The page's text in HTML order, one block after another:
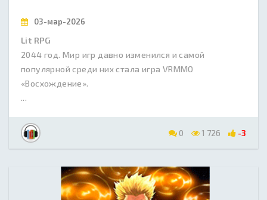
03-мар-2026
Lit RPG
2044 год. Мир игр давно изменился и самой
популярной среди них стала игра VRMMO
«Восхождение».
...
0 1 726 -3